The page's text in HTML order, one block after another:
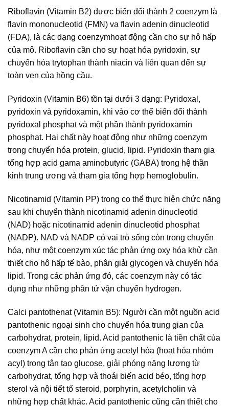
Riboflavin (Vitamin B2) được biến đổi thành 2 coenzym là
flavin mononucleotid (FMN) va flavin adenin dinucleotid
(FDA), là các dạng coenzymhoạt động cần cho sự hô hấp
của mô. Riboflavin cần cho sự hoạt hóa pyridoxin, sự
chuyển hóa trytophan thành niacin và liên quan đến sự
toàn vẹn của hồng cầu.
Pyridoxin (Vitamin B6) tồn tại dưới 3 dạng: Pyridoxal,
pyridoxin và pyridoxamin, khi vào cơ thể biến đổi thành
pyridoxal phosphat và một phần thành pyridoxamin
phosphat. Hai chất này hoạt động như những coenzym
trong chuyển hóa protein, glucid, lipid. Pyridoxin tham gia
tổng hợp acid gama aminobutyric (GABA) trong hệ thần
kinh trung ương và tham gia tổng hợp hemoglobulin.
Nicotinamid (Vitamin PP) trong co thể thực hiện chức năng
sau khi chuyển thành nicotinamid adenin dinucleotid
(NAD) hoặc nicotinamid adenin dinucleotid phosphat
(NADP). NAD và NADP có vai trò sống còn trong chuyển
hóa, như một coenzym xúc tác phản ứng oxy hóa khử cần
thiết cho hô hấp tế bào, phân giải glycogen và chuyển hóa
lipid. Trong các phản ứng đó, các coenzym này có tác
dụng như những phân tử vận chuyển hydrogen.
Calci pantothenat (Vitamin B5): Người cần một nguồn acid
pantothenic ngoại sinh cho chuyển hóa trung gian của
carbohydrat, protein, lipid. Acid pantothenic là tiền chất của
coenzym A cần cho phản ứng acetyl hóa (hoạt hóa nhóm
acyl) trong tân tạo glucose, giải phóng năng lượng từ
carbohydrat, tổng hợp và thoái biến acid béo, tổng hợp
sterol và nội tiết tố steroid, porphyrin, acetylcholin và
những hợp chất khác. Acid pantothenic cũng cần thiết cho